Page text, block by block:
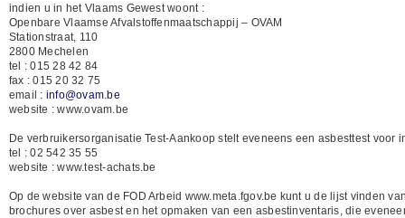
indien u in het Vlaams Gewest woont :
Openbare Vlaamse Afvalstoffenmaatschappij – OVAM
Stationstraat, 110
2800 Mechelen
tel : 015 28 42 84
fax : 015 20 32 75
email : info@ovam.be
website : www.ovam.be
De verbruikersorganisatie Test-Aankoop stelt eveneens een asbesttest voor
tel : 02 542 35 55
website : www.test-achats.be
Op de website van de FOD Arbeid www.meta.fgov.be kunt u de lijst vinden
brochures over asbest en het opmaken van een asbestinventaris, die